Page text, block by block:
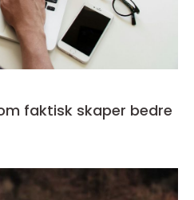
faktisk skaper bedre